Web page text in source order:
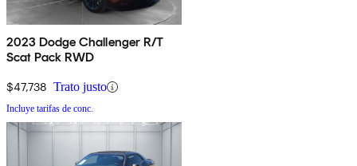
2023 Dodge Challenger R/T
Scat Pack RWD
$47,738 Trato justo
Incluye tarifas de conc.